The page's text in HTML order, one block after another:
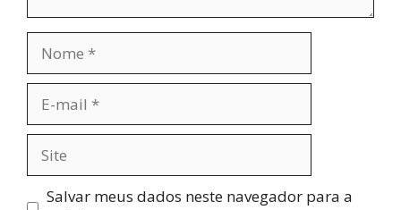
mail
Salvar meus dados neste navegador para a